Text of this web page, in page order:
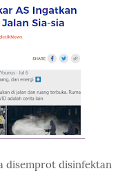
disemprot disinfektan